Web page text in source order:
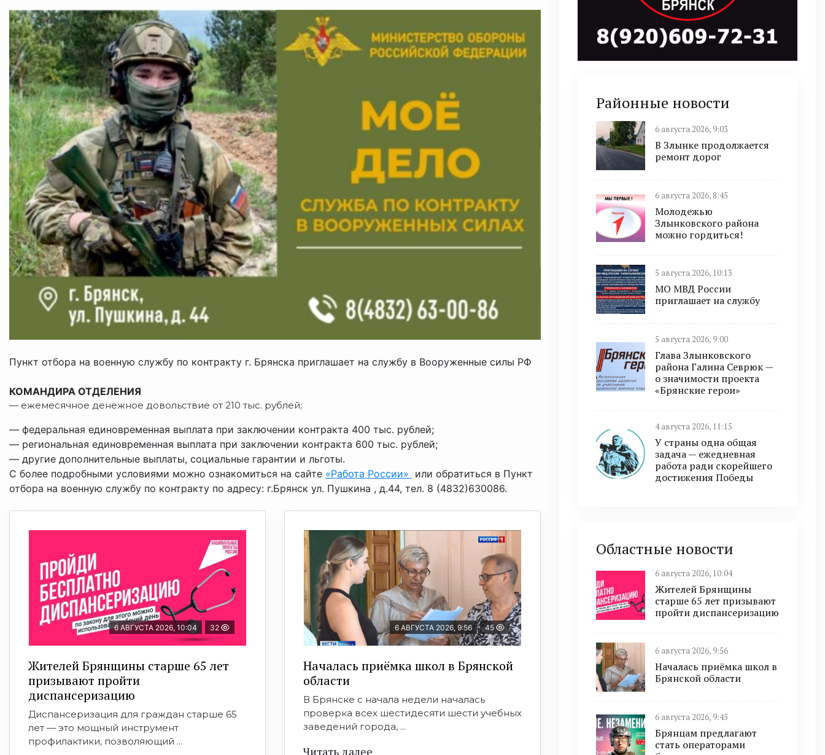
Пункт отбора на военную службу по контракту г. Брянска приглашает на службу в Вооруженные силы РФ
КОМАНДИРА ОТДЕЛЕНИЯ
— ежемесячное денежное довольствие от 210 тыс. рублей;
— федеральная единовременная выплата при заключении контракта 400 тыс. рублей;
— региональная единовременная выплата при заключении контракта 600 тыс. рублей;
— другие дополнительные выплаты, социальные гарантии и льготы.
С более подробными условиями можно ознакомиться на сайте «Работа России» или обратиться в Пункт
отбора на военную службу по контракту по адресу: г.Брянск ул. Пушкина , д.44, тел. 8 (4832)630086.
6 АВГУСТА 2026, 10:04 32
Жителей Брянщины старше 65 лет
призывают пройти
диспансеризацию
Диспансеризация для граждан старше 65
лет — это мощный инструмент
профилактики, позволяющий ...
6 АВГУСТА 2026, 9:56 45
Началась приёмка школ в Брянской
области
В Брянске с начала недели началась
проверка всех шестидесяти шести учебных
заведений города, ...
Читать далее
Районные новости
6 августа 2026, 9:03
В Злынке продолжается
ремонт дорог
6 августа 2026, 8:45
Молодежью
Злынковского района
можно гордиться!
5 августа 2026, 10:13
МО МВД России
приглашает на службу
5 августа 2026, 9:00
Глава Злынковского
района Галина Севрюк —
о значимости проекта
«Брянские герои»
4 августа 2026, 11:15
У страны одна общая
задача — ежедневная
работа ради скорейшего
достижения Победы
Областные новости
6 августа 2026, 10:04
Жителей Брянщины
старше 65 лет призывают
пройти диспансеризацию
6 августа 2026, 9:56
Началась приёмка школ в
Брянской области
6 августа 2026, 9:45
Брянцам предлагают
cтать оперaтoрами